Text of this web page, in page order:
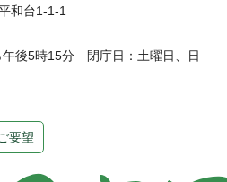
和台1-1-1
後5時15分 閉庁日：土曜日、日
要望